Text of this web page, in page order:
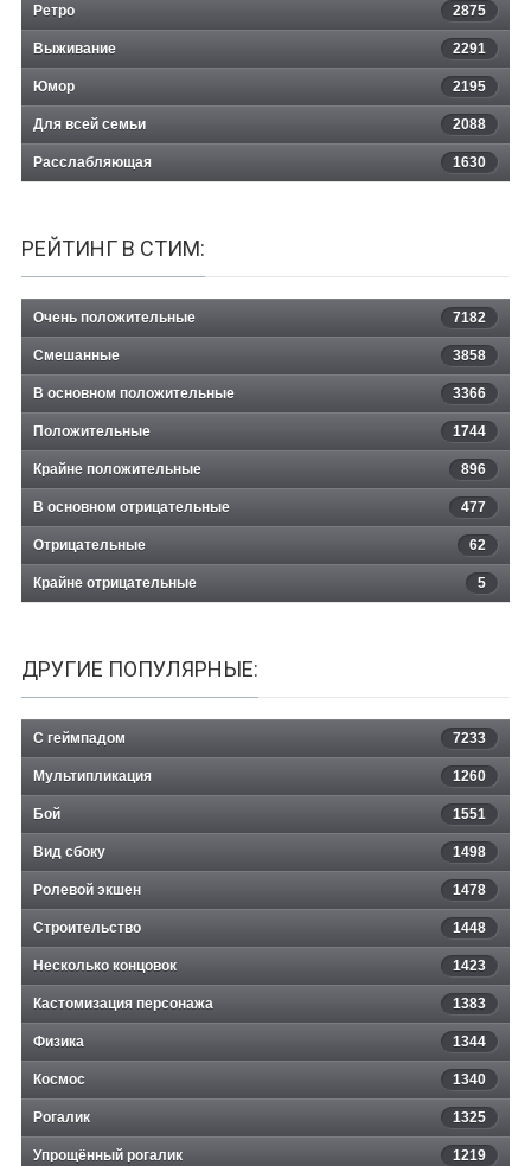
Ретро 2875
Выживание 2291
Юмор 2195
Для всей семьи 2088
Расслабляющая 1630
РЕЙТИНГ В СТИМ:
Очень положительные 7182
Смешанные 3858
В основном положительные 3366
Положительные 1744
Крайне положительные 896
В основном отрицательные 477
Отрицательные 62
Крайне отрицательные 5
ДРУГИЕ ПОПУЛЯРНЫЕ:
С геймпадом 7233
Мультипликация 1260
Бой 1551
Вид сбоку 1498
Ролевой экшен 1478
Строительство 1448
Несколько концовок 1423
Кастомизация персонажа 1383
Физика 1344
Космос 1340
Рогалик 1325
Упрощённый рогалик 1219